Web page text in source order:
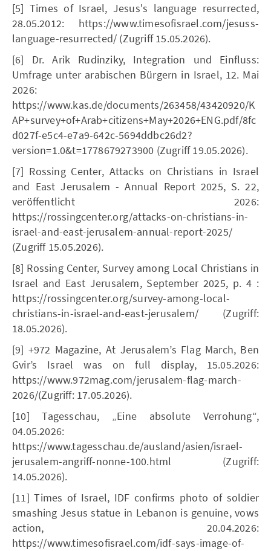
[5] Times of Israel, Jesus's language resurrected,
28.05.2012: https://www.timesofisrael.com/jesuss-
language-resurrected/ (Zugriff 15.05.2026).
[6] Dr. Arik Rudinziky, Integration und Einfluss:
Umfrage unter arabischen Bürgern in Israel, 12. Mai
2026:
https://www.kas.de/documents/263458/43420920/K
AP+survey+of+Arab+citizens+May+2026+ENG.pdf/8fc
d027f-e5c4-e7a9-642c-5694ddbc26d2?
version=1.0&t=1778679273900 (Zugriff 19.05.2026).
[7] Rossing Center, Attacks on Christians in Israel
and East Jerusalem - Annual Report 2025, S. 22,
veröffentlicht 2026:
https://rossingcenter.org/attacks-on-christians-in-
israel-and-east-jerusalem-annual-report-2025/
(Zugriff 15.05.2026).
[8] Rossing Center, Survey among Local Christians in
Israel and East Jerusalem, September 2025, p. 4 :
https://rossingcenter.org/survey-among-local-
christians-in-israel-and-east-jerusalem/ (Zugriff:
18.05.2026).
[9] +972 Magazine, At Jerusalem’s Flag March, Ben
Gvir’s Israel was on full display, 15.05.2026:
https://www.972mag.com/jerusalem-flag-march-
2026/(Zugriff: 17.05.2026).
[10] Tagesschau, „Eine absolute Verrohung“,
04.05.2026:
https://www.tagesschau.de/ausland/asien/israel-
jerusalem-angriff-nonne-100.html (Zugriff:
14.05.2026).
[11] Times of Israel, IDF confirms photo of soldier
smashing Jesus statue in Lebanon is genuine, vows
action, 20.04.2026:
https://www.timesofisrael.com/idf-says-image-of-